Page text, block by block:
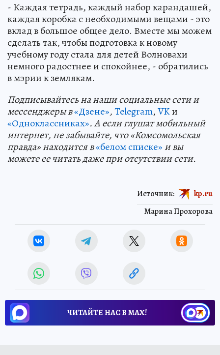
- Каждая тетрадь, каждый набор карандашей,
каждая коробка с необходимыми вещами - это
вклад в большое общее дело. Вместе мы можем
сделать так, чтобы подготовка к новому
учебному году стала для детей Волновахи
немного радостнее и спокойнее, - обратились
в мэрии к землякам.
Подписывайтесь на наши социальные сети и
мессенджеры в«Дзене»,Telegram,VKи
«Одноклассниках». А если глушат мобильный
интернет, не забывайте, что «Комсомольская
правда» находится в«белом списке» и вы
можете ее читать даже при отсутствии сети.
Марина Прохорова
Источник: kp.ru
ЧИТАЙТЕ НАС В МАХ!